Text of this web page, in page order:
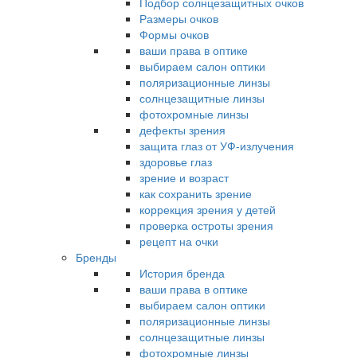
Размеры очков
Формы очков
ваши права в оптике
выбираем салон оптики
поляризационные линзы
солнцезащитные линзы
фотохромные линзы
дефекты зрения
защита глаз от УФ-излучения
здоровье глаз
зрение и возраст
как сохранить зрение
коррекция зрения у детей
проверка остроты зрения
рецепт на очки
Бренды
История бренда
ваши права в оптике
выбираем салон оптики
поляризационные линзы
солнцезащитные линзы
фотохромные линзы